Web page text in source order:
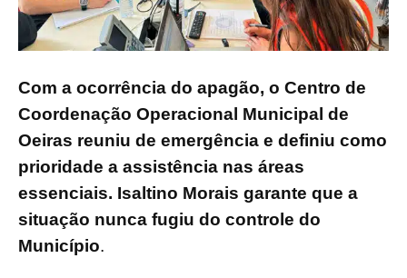
Com a ocorrência do apagão, o Centro de
Coordenação Operacional Municipal de
Oeiras reuniu de emergência e definiu como
prioridade a assistência nas áreas
essenciais. Isaltino Morais garante que a
situação nunca fugiu do controle do
Município.